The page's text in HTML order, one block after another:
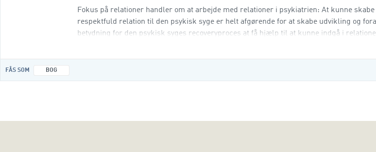
Fokus på relationer handler om at arbejde med relationer i psykiatrien: At kunne skabe
respektfuld relation til den psykisk syge er helt afgørende for at skabe udvikling og
betydning for den psykisk syges recoveryproces at få hjælp til at kunne indgå i
FÅS SOM BOG